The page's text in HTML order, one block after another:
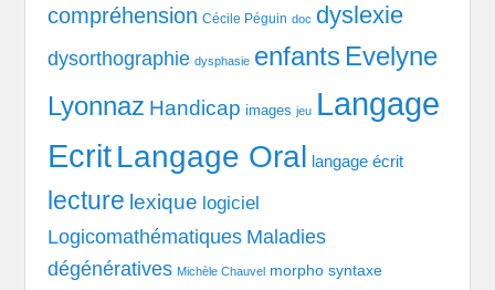
compréhension Cécile Péguin doc dyslexie
dysorthographie dysphasie enfants Evelyne
Lyonnaz Handicap images jeu Langage
EcritLangage Oral langage écrit
lecture lexique logiciel
Logicomathématiques Maladies
dégénératives Michèle Chauvel morpho syntaxe